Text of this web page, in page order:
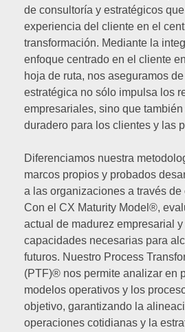
de consultoría y estratégicos
experiencia del cliente en el
transformación. Mediante la
enfoque centrado en el cliente
hoja de ruta, nos aseguramos
estratégica no sólo impulsa los
empresariales, sino que
duradero para los clientes y las
Diferenciamos nuestra
marcos propios y probados
a las organizaciones a través
Con el CX Maturity Model®,
actual de madurez empresarial
capacidades necesarias para
futuros. Nuestro Process
(PTF)® nos permite analizar en
modelos operativos y los
objetivo, garantizando la
operaciones cotidianas y la